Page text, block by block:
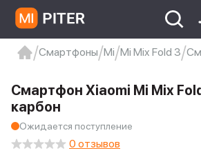
Xiaomi 9 про
xiaomi redmi 12c
Смартфоны Mi Mi Mix Fold 3
Смартфон Xiaomi Mi Mix
карбон
Ожидается поступление
0 отзывов